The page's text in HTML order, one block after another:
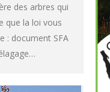
des arbres qui
que la loi vous
: document SFA